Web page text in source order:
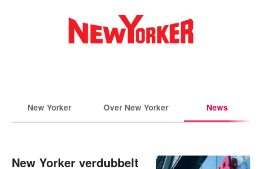
New Yorker Over New Yorker News
New Yorker verdubbelt